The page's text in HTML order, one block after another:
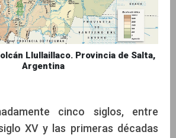
Llullaillaco. Provincia de Salta,
Argentina
cinco siglos, entre
XV y las primeras décadas